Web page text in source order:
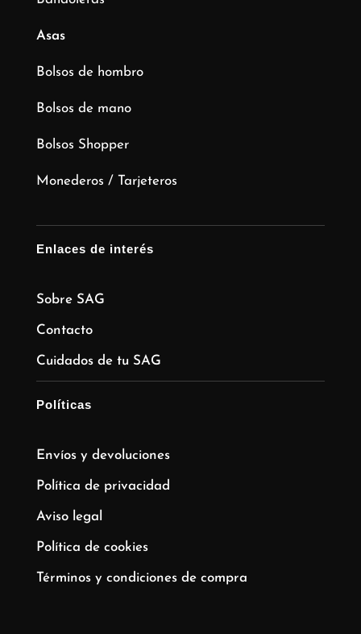
Asas
Bolsos de hombro
Bolsos de mano
Bolsos Shopper
Monederos / Tarjeteros
Enlaces de interés
Sobre SAG
Contacto
Cuidados de tu SAG
Políticas
Envíos y devoluciones
Política de privacidad
Aviso legal
Política de cookies
Términos y condiciones de compra